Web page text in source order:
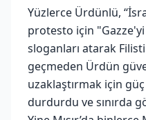
Yüzlerce Ürdünlü,
protesto için "Gazze'yi
sloganları atarak
geçmeden Ürdün
uzaklaştırmak için
durdurdu ve sınırda